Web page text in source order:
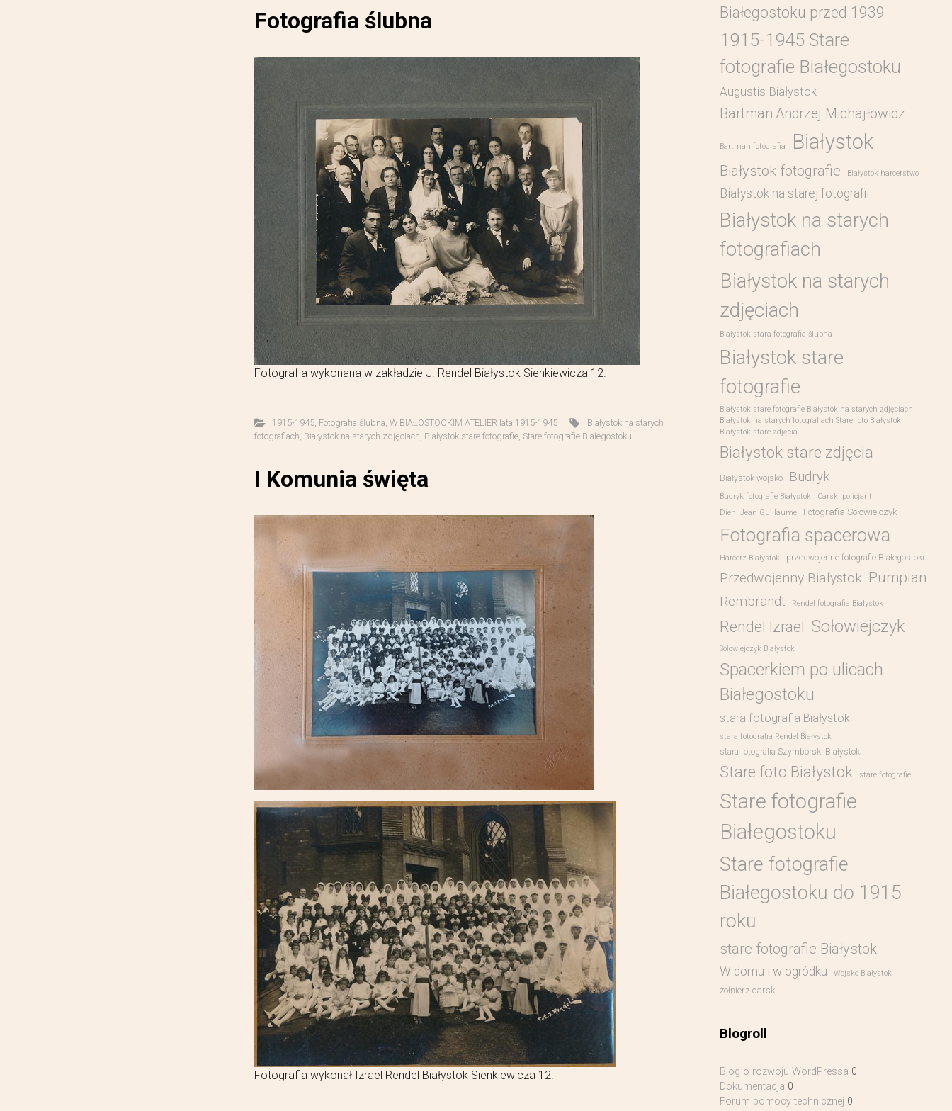
Fotografia ślubna
Fotografia wykonana w zakładzie J. Rendel Białystok Sienkiewicza 12.
1915-1945 Fotografia ślubna ,W BIAŁOSTOCKIM ATELIER lata 1915-1945
Białystok na starych
fotografiach Białystok na starych zdjęciach Białystok stare fotografie, Stare fotografie Białegostoku
I Komunia święta
Fotografia wykonał Izrael Rendel Białystok Sienkiewicza 12.
Białegostoku przed 1939
1915-1945 Stare
fotografie Białegostoku
Augustis Białystok
Bartman Andrzej Michajłowicz
Bartman fotografia Białystok
Białystok fotografie Białystok harcerstwo
Białystok na starej fotografii
Białystok na starych
fotografiach
Białystok na starych
zdjęciach
Białystok stara fotografia ślubna
Białystok stare
fotografie
Białystok stare fotografie Białystok na starych zdjęciach
Białystok na starych fotografiach Stare foto Białystok
Białystok stare zdjęcia
Białystok stare zdjęcia
Białystok wojsko Budryk
Budryk fotografie Białystok
Carski policjant
Diehl Jean Guillaume
Fotografia Sołowiejczyk
Fotografia spacerowa
Harcerz Białystok przedwojenne fotografie Białegostoku
Przedwojenny Białystok Pumpian
Rembrandt Rendel fotografia Bialystok
Rendel Izrael Sołowiejczyk
Sołowiejczyk Białystok
Spacerkiem po ulicach
Białegostoku
stara fotografia Białystok
stara fotografia Rendel Białystok
stara fotografia Szymborski Białystok
Stare foto Białystok stare fotografie
Stare fotografie
Białegostoku
Stare fotografie
Białegostoku do 1915
roku
stare fotografie Białystok
W domu i w ogródku Wojsko Białystok
żołnierz carski
Blogroll
Blog o rozwoju WordPressa 0
Dokumentacja 0
Forum pomocy technicznej 0